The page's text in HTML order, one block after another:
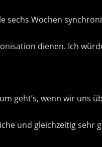
sechs Wochen
dienen. Ich
geht’s, wenn wir uns
und gleichzeitig sehr